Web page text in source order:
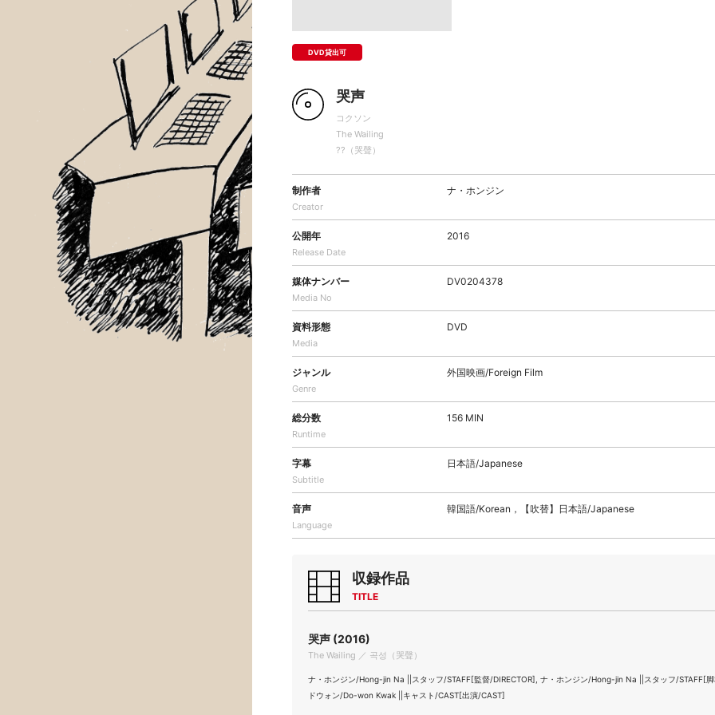
DVD貸出可
哭声
コクソン
The Wailing
??（哭聲）
制作者
Creator
ナ・ホンジン
公開年
Release Date
2016
媒体ナンバー
Media No
DV0204378
資料形態
Media
DVD
ジャンル
Genre
外国映画/Foreign Film
総分数
Runtime
156 MIN
字幕
Subtitle
日本語/Japanese
音声
Language
韓国語/Korean，【吹替】日本語/Japanese
収録作品
TITLE
哭声 (2016)
The Wailing ／ 곡성（哭聲）
ナ・ホンジン/Hong-jin Na ||スタッフ/STAFF[監督/DIRECTOR], ナ・ホンジン/Hong-jin Na ||スタッフ/STAFF[脚
ドウォン/Do-won Kwak ||キャスト/CAST[出演/CAST]